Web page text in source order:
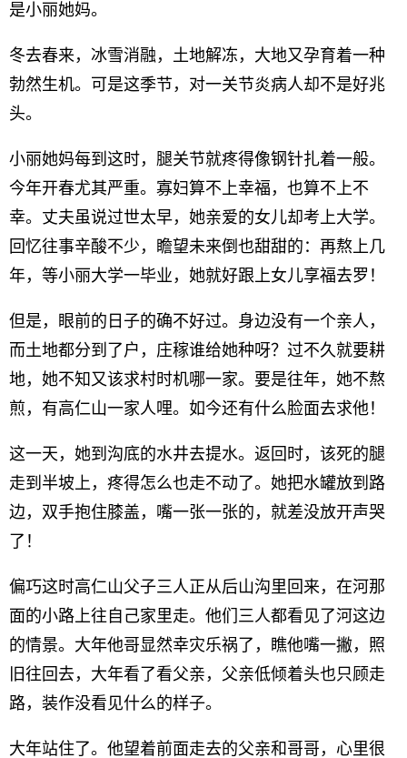
是小丽她妈。
冬去春来，冰雪消融，土地解冻，大地又孕育着一种
勃然生机。可是这季节，对一关节炎病人却不是好兆
头。
小丽她妈每到这时，腿关节就疼得像钢针扎着一般。
今年开春尤其严重。寡妇算不上幸福，也算不上不
幸。丈夫虽说过世太早，她亲爱的女儿却考上大学。
回忆往事辛酸不少，瞻望未来倒也甜甜的：再熬上几
年，等小丽大学一毕业，她就好跟上女儿享福去罗！
但是，眼前的日子的确不好过。身边没有一个亲人，
而土地都分到了户，庄稼谁给她种呀？过不久就要耕
地，她不知又该求村时机哪一家。要是往年，她不熬
煎，有高仁山一家人哩。如今还有什么脸面去求他！
这一天，她到沟底的水井去提水。返回时，该死的腿
走到半坡上，疼得怎么也走不动了。她把水罐放到路
边，双手抱住膝盖，嘴一张一张的，就差没放开声哭
了！
偏巧这时高仁山父子三人正从后山沟里回来，在河那
面的小路上往自己家里走。他们三人都看见了河这边
的情景。大年他哥显然幸灾乐祸了，瞧他嘴一撇，照
旧往回去，大年看了看父亲，父亲低倾着头也只顾走
路，装作没看见什么的样子。
大年站住了。他望着前面走去的父亲和哥哥，心里很